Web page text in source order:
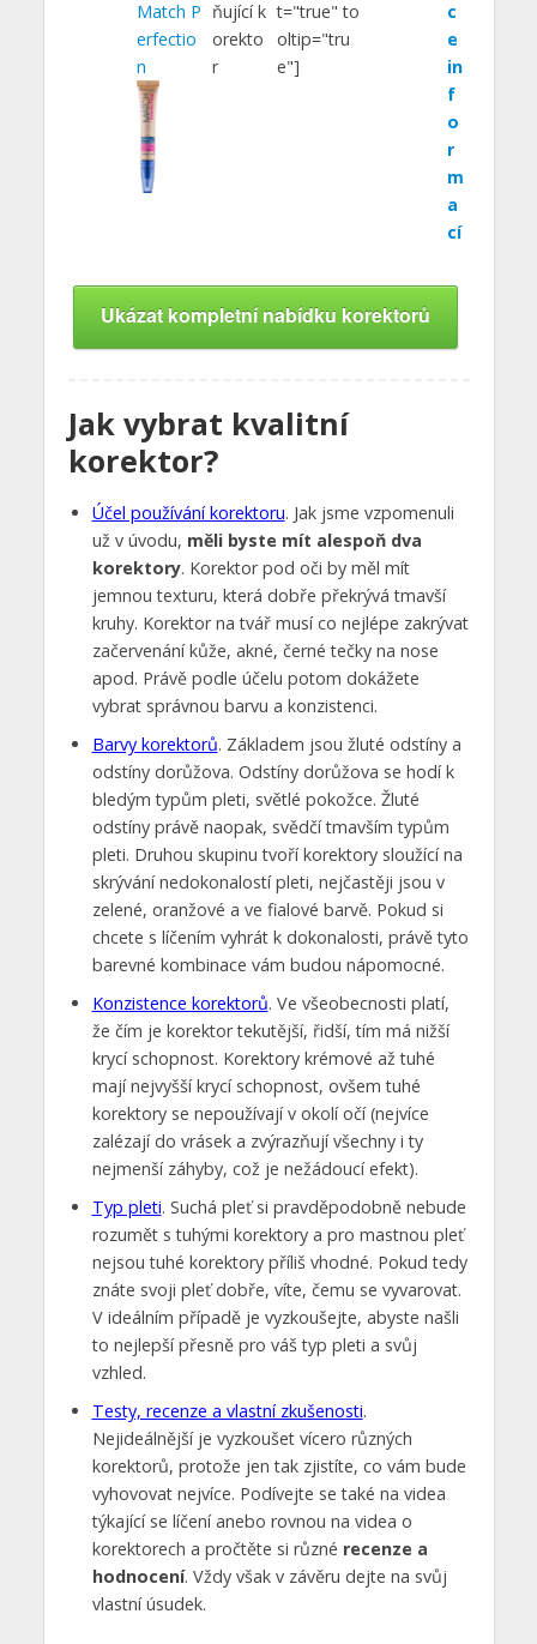
Match P
erfectio
n
ňující k
orekto
r
t="true" to
oltip="tru
e"]
c
e
in
f
o
r
m
a
cí
Ukázat kompletní nabídku korektorů
Jak vybrat kvalitní
korektor?
Účel používání korektoru. Jak jsme vzpomenuli
už v úvodu, měli byste mít alespoň dva
korektory. Korektor pod oči by měl mít
jemnou texturu, která dobře překrývá tmavší
kruhy. Korektor na tvář musí co nejlépe zakrývat
začervenání kůže, akné, černé tečky na nose
apod. Právě podle účelu potom dokážete
vybrat správnou barvu a konzistenci.
Barvy korektorů. Základem jsou žluté odstíny a
odstíny dorůžova. Odstíny dorůžova se hodí k
bledým typům pleti, světlé pokožce. Žluté
odstíny právě naopak, svědčí tmavším typům
pleti. Druhou skupinu tvoří korektory sloužící na
skrývání nedokonalostí pleti, nejčastěji jsou v
zelené, oranžové a ve fialové barvě. Pokud si
chcete s líčením vyhrát k dokonalosti, právě tyto
barevné kombinace vám budou nápomocné.
Konzistence korektorů. Ve všeobecnosti platí,
že čím je korektor tekutější, řidší, tím má nižší
krycí schopnost. Korektory krémové až tuhé
mají nejvyšší krycí schopnost, ovšem tuhé
korektory se nepoužívají v okolí očí (nejvíce
zalézají do vrásek a zvýrazňují všechny i ty
nejmenší záhyby, což je nežádoucí efekt).
Typ pleti. Suchá pleť si pravděpodobně nebude
rozumět s tuhými korektory a pro mastnou pleť
nejsou tuhé korektory příliš vhodné. Pokud tedy
znáte svoji pleť dobře, víte, čemu se vyvarovat.
V ideálním případě je vyzkoušejte, abyste našli
to nejlepší přesně pro váš typ pleti a svůj
vzhled.
Testy, recenze a vlastní zkušenosti.
Nejideálnější je vyzkoušet vícero různých
korektorů, protože jen tak zjistíte, co vám bude
vyhovovat nejvíce. Podívejte se také na videa
týkající se líčení anebo rovnou na videa o
korektorech a pročtěte si různé recenze a
hodnocení. Vždy však v závěru dejte na svůj
vlastní úsudek.